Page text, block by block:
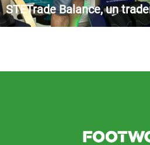
STETrade Balance, un